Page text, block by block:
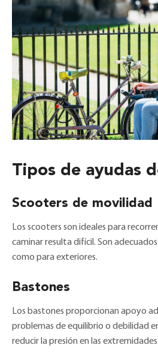
Tipos de ayudas
Scooters de movilidad
Los scooters son ideales para
caminar resulta difícil. Son
como para exteriores.
Bastones
Los bastones proporcionan apoyo
problemas de equilibrio o debilidad
reducir la presión en las